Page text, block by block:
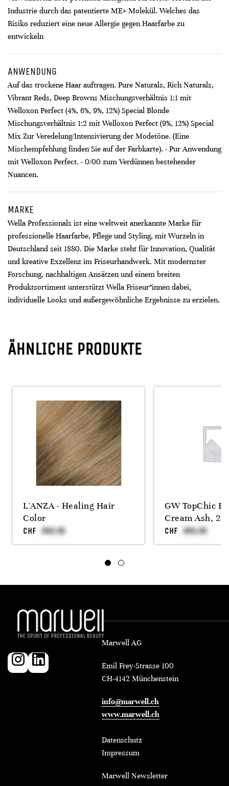
Industrie durch das patentierte ME+ Molekül. Welches das
Risiko reduziert eine neue Allergie gegen Haarfarbe zu
entwickeln
ANWENDUNG
Auf das trockene Haar auftragen. Pure Naturals, Rich Naturals,
Vibrant Reds, Deep Browns Mischungsverhältnis 1:1 mit
Welloxon Perfect (4%, 6%, 9%, 12%) Special Blonde
Mischungsverhältnis 1:2 mit Welloxon Perfect (9%, 12%) Special
Mix Zur Veredelung/Intensivierung der Modetöne. (Eine
Mischempfehlung finden Sie auf der Farbkarte). - Pur Anwendung
mit Welloxon Perfect. - 0/00 zum Verdünnen bestehender
Nuancen.
MARKE
Wella Professionals ist eine weltweit anerkannte Marke für
professionelle Haarfarbe, Pflege und Styling, mit Wurzeln in
Deutschland seit 1880. Die Marke steht für Innovation, Qualität
und kreative Exzellenz im Friseurhandwerk. Mit modernster
Forschung, nachhaltigen Ansätzen und einem breiten
Produktsortiment unterstützt Wella Friseur*innen dabei,
individuelle Looks und außergewöhnliche Ergebnisse zu erzielen.
ÄHNLICHE PRODUKTE
L'ANZA - Healing Hair
Color
CHF
GW TopChic
Cream Ash,
CHF
Marwell AG
Emil Frey-Strasse 100
CH-4142 Münchenstein
info@marwell.ch
www.marwell.ch
Datenschutz
Impressum
Marwell Newsletter